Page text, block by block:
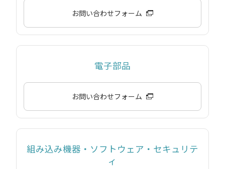
お問い合わせフォーム
電子部品
お問い合わせフォーム
組み込み機器・ソフトウェア・セキュリテ
ィ